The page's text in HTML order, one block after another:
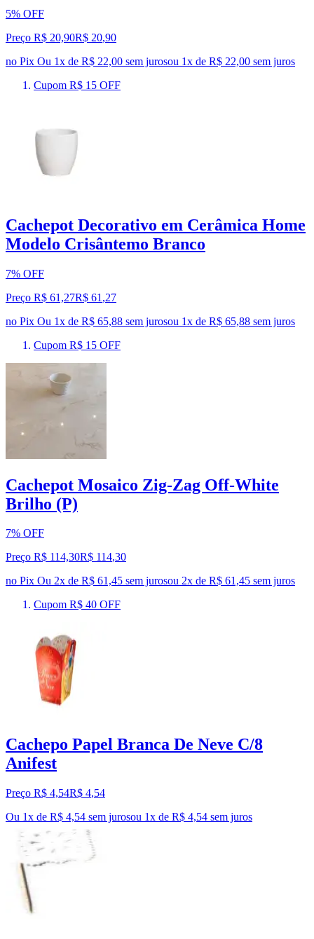
5% OFF
Preço R$ 20,90R$ 20,90
no Pix Ou 1x de R$ 22,00 sem jurosou 1x de R$ 22,00 sem juros
Cupom R$ 15 OFF
Cachepot Decorativo em Cerâmica Home
Modelo Crisântemo Branco
7% OFF
Preço R$ 61,27R$ 61 ,27
no Pix Ou 1x de R$ 65,88 sem jurosou 1x de R$ 65,88 sem juros
Cupom R$ 15 OFF
Cachepot Mosaico Zig-Zag Off-White
Brilho (P)
7% OFF
Preço R$ 114,30R$ 114,30
no Pix Ou 2x de R$ 61,45 sem jurosou 2x de R$ 61,45 sem juros
Cupom R$ 40 OFF
Cachepo Papel Branca De Neve C/8
Anifest
Preço R$ 4,54R$ 4,54
Ou 1x de R$ 4,54 sem jurosou 1x de R$ 4,54 sem juros